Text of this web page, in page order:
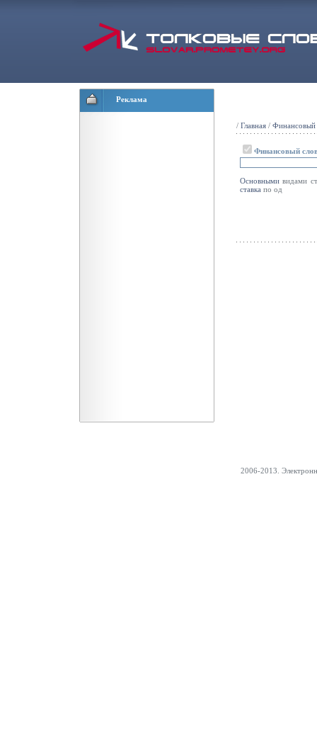
Реклама
/ Главная / Финансовый
Финансовый
Основными видами
ставка по од
2006-2013.